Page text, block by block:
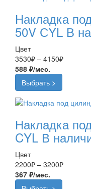
Накладка
50V СYL В
Цвет
3530₽ – 4150₽Диапазон
588 ₽/мес.
Выбрать >
Накладка
CYL В
Цвет
2200₽ – 3200₽Диапазон
367 ₽/мес.